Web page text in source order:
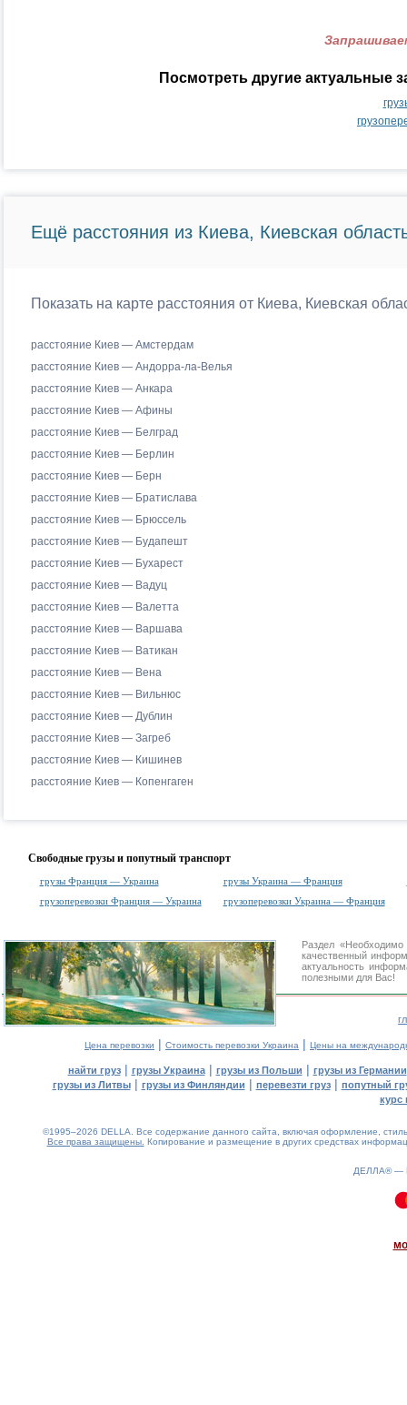
Посмотреть другие актуальные
Ещё расстояния из Киева, Киевская
Показать на карте расстояния от Киева, Киевская
расстояние Киев — Амстердам
расстояние Киев — Андорра-ла-Велья
расстояние Киев — Анкара
расстояние Киев — Афины
расстояние Киев — Белград
расстояние Киев — Берлин
расстояние Киев — Берн
расстояние Киев — Братислава
расстояние Киев — Брюссель
расстояние Киев — Будапешт
расстояние Киев — Бухарест
расстояние Киев — Вадуц
расстояние Киев — Валетта
расстояние Киев — Варшава
расстояние Киев — Ватикан
расстояние Киев — Вена
расстояние Киев — Вильнюс
расстояние Киев — Дублин
расстояние Киев — Загреб
расстояние Киев — Кишинев
расстояние Киев — Копенгаген
Свободные грузы и попутный транспорт
грузы Франция — Украина грузы Украина — Франция
грузоперевозки Франция — Украина
грузоперевозки Украина — Франция
Раздел
качественный
актуальность
полезными для Вас!
Цена перевозки | Стоимость перевозки Украина | Цены на
найти груз| грузы Украина| грузы из Польши | грузы из Германии
грузы из Литвы| грузы из Финляндии | перевезти груз| попутный
курс
©1995–2026 DELLA. Все содержание данного сайта, включая оформление,
Все права защищены. Копирование и размещение в других средствах
ДЕЛЛА® —